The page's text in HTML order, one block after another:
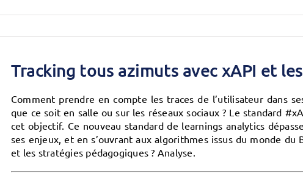
Tracking tous azimuts avec xAPI et
Comment prendre en compte les traces de l’utilisateur dans
que ce soit en salle ou sur les réseaux sociaux ? Le standard
cet objectif. Ce nouveau standard de learnings analytics
ses enjeux, et en s’ouvrant aux algorithmes issus du monde
et les stratégies pédagogiques ? Analyse.